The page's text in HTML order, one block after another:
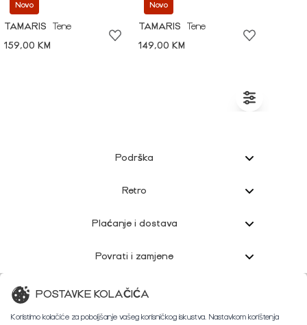
Novo
TAMARIS
Tene
159,00 KM
Novo
TAMARIS
Tene
149,00 KM
Podrška
Retro
Plaćanje i dostava
Povrati i zamjene
Korisnička podrška
POSTAVKE KOLAČIĆA
Koristimo kolačiće za poboljšanje vašeg korisničkog iskustva. Nastavkom korištenja